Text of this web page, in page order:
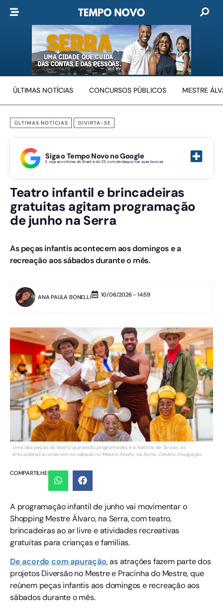
ÚLTIMAS NOTÍCIAS CONCURSOS PÚBLICOS MESTRE
ÚLTIMAS NOTÍCIAS DIVIRTA-SE
Siga o Tempo Novo no Google
E veja as notícias do Brasil e do ES com destaque nas suas buscas
Teatro infantil e brincadeiras
gratuitas agitam programação
de junho na Serra
As peças infantis acontecem aos domingos e a
recreação aos sábados durante o mês.
ANA PAULA BONELLI 10/06/2026 - 14:59
Uma das peças de teatro que estão programadas é a história de Tarzan, as
brincadeiras acontecem no sábado no Mestre Álvaro, na Serra. Crédito: Divulgação
COMPARTILHE:
A programação infantil de junho vai movimentar o
Shopping Mestre Álvaro, na Serra, com teatro,
brincadeiras ao ar livre e atividades recreativas
gratuitas para crianças e famílias.
De acordo com apuração, as atrações fazem parte dos
projetos Diversão no Mestre e Pracinha do Mestre, que
reúnem peças infantis aos domingos e recreação aos
sábados durante o mês.